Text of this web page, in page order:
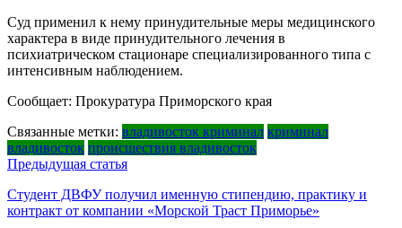
Суд применил к нему принудительные меры медицинского
характера в виде принудительного лечения в
психиатрическом стационаре специализированного типа с
интенсивным наблюдением.
Сообщает: Прокуратура Приморского края
Связанные метки: владивосток криминал криминал
владивосток происшествия владивосток
Навигация
по
записям
Предыдущая статья
Студент ДВФУ получил именную стипендию, практику и
контракт от компании «Морской Траст Приморье»